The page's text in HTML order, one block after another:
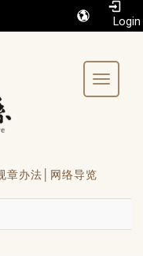
Toggle
章办法│ 网络导览